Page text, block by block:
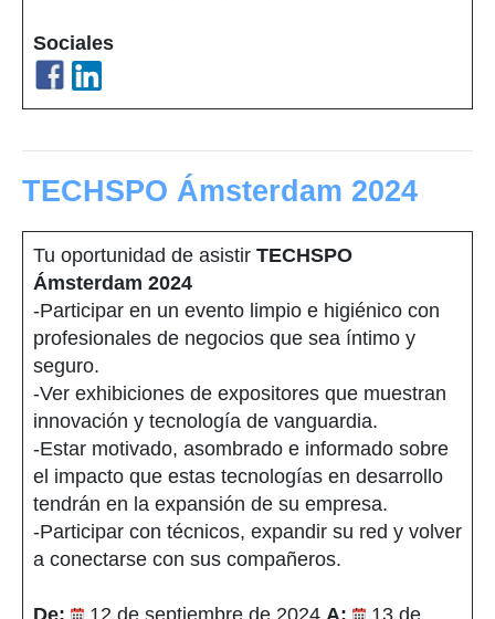
Sociales
TECHSPO Ámsterdam 2024
Tu oportunidad de asistir TECHSPO
Ámsterdam 2024
-Participar en un evento limpio e higiénico con
profesionales de negocios que sea íntimo y
seguro.
-Ver exhibiciones de expositores que muestran
innovación y tecnología de vanguardia.
-Estar motivado, asombrado e informado sobre
el impacto que estas tecnologías en desarrollo
tendrán en la expansión de su empresa.
-Participar con técnicos, expandir su red y volver
a conectarse con sus compañeros.
De: 12 de septiembre de 2024 A: 13 de